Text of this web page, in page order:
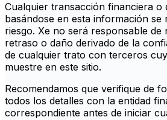
Cualquier transacción financiera o
basándose en esta información
riesgo. Xe no será responsable de
retraso o daño derivado de la
de cualquier trato con terceros
muestre en este sitio.
Recomendamos que verifique de
todos los detalles con la entidad
correspondiente antes de iniciar